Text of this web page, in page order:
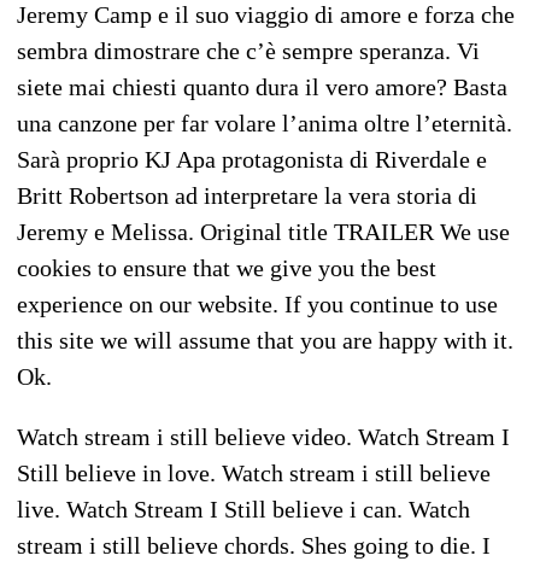
Jeremy Camp e il suo viaggio di amore e forza che
sembra dimostrare che c’è sempre speranza. Vi
siete mai chiesti quanto dura il vero amore? Basta
una canzone per far volare l’anima oltre l’eternità.
Sarà proprio KJ Apa protagonista di Riverdale e
Britt Robertson ad interpretare la vera storia di
Jeremy e Melissa. Original title TRAILER We use
cookies to ensure that we give you the best
experience on our website. If you continue to use
this site we will assume that you are happy with it.
Ok.
Watch stream i still believe video. Watch Stream I
Still believe in love. Watch stream i still believe
live. Watch Stream I Still believe i can. Watch
stream i still believe chords. Shes going to die. I